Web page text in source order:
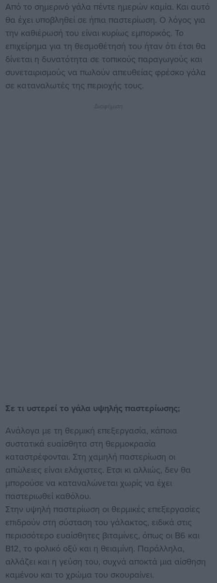
Από το σημερινό γάλα πέντε ημερών καμία. Και αυτό
θα έχει υποβληθεί σε ήπια παστερίωση. Ο λόγος για
την καθιέρωσή του είναι κυρίως εμπορικός. Το
επιχείρημα για τη θεσμοθέτησή του ήταν ότι έτσι θα
δίνεται η δυνατότητα σε τοπικούς παραγωγούς και
συνεταιρισμούς να πωλούν απευθείας φρέσκο γάλα
σε καταναλωτές της περιοχής τους.
Διαφήμιση
Σε τι υστερεί το γάλα υψηλής παστερίωσης;
Ανάλογα με τη θερμική επεξεργασία, κάποια
συστατικά ευαίσθητα στη θερμοκρασία
καταστρέφονται. Στη χαμηλή παστερίωση οι
απώλειες είναι ελάχιστες. Ετσι κι αλλιώς, δεν θα
μπορούσε να καταναλώνεται χωρίς να έχει
παστεριωθεί καθόλου.
Στην υψηλή παστερίωση οι θερμικές επεξεργασίες
επιδρούν στη σύσταση του γάλακτος, ειδικά στις
περισσότερο ευαίσθητες βιταμίνες, όπως οι Β6 και
Β12, το φολικό οξύ και η θειαμίνη. Παράλληλα,
αλλάζει και η γεύση του, συχνά αποκτά μια αίσθηση
καμένου και το χρώμα του σκουραίνει.